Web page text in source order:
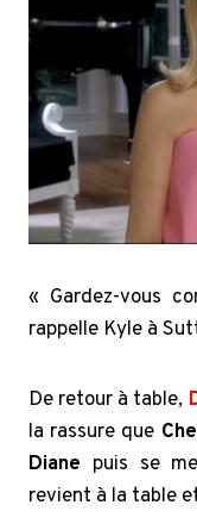
« Gardez-vous
rappelle Kyle à
De retour à table,
la rassure que
Diane puis se
revient à la table